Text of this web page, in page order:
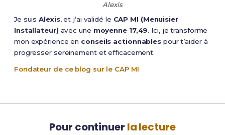
Alexis
Je suisAlexis, et j’ai validé le CAP MI (Menuisier
Installateur) avec une moyenne 17,49. Ici, je transforme
mon expérience en conseils actionnables pour t’aider à
progresser sereinement et efficacement.
Fondateur de ce blog sur le CAP MI
Pour continuer la lecture